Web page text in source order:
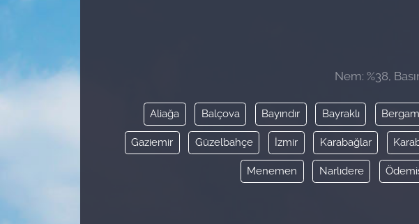
Nem: %38,
Aliağa Balçova Bayındır Bayraklı
Gaziemir Güzelbahçe İzmir Karabağlar
Menemen Narlıdere